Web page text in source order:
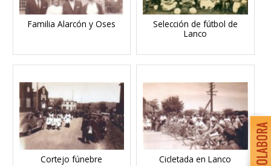
Familia Alarcón y Oses
Selección de fútbol de
Lanco
Cortejo fúnebre Cicletada en Lanco